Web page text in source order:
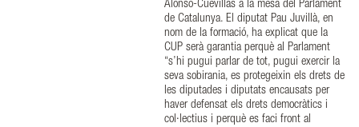
Alonso-Cuevillas a la mesa del Parlament
de Catalunya. El diputat Pau Juvillà, en
nom de la formació, ha explicat que la
CUP serà garantia perquè al Parlament
“s’hi pugui parlar de tot, pugui exercir la
seva sobirania, es protegeixin els drets de
les diputades i diputats encausats per
haver defensat els drets democràtics i
col·lectius i perquè es faci front al